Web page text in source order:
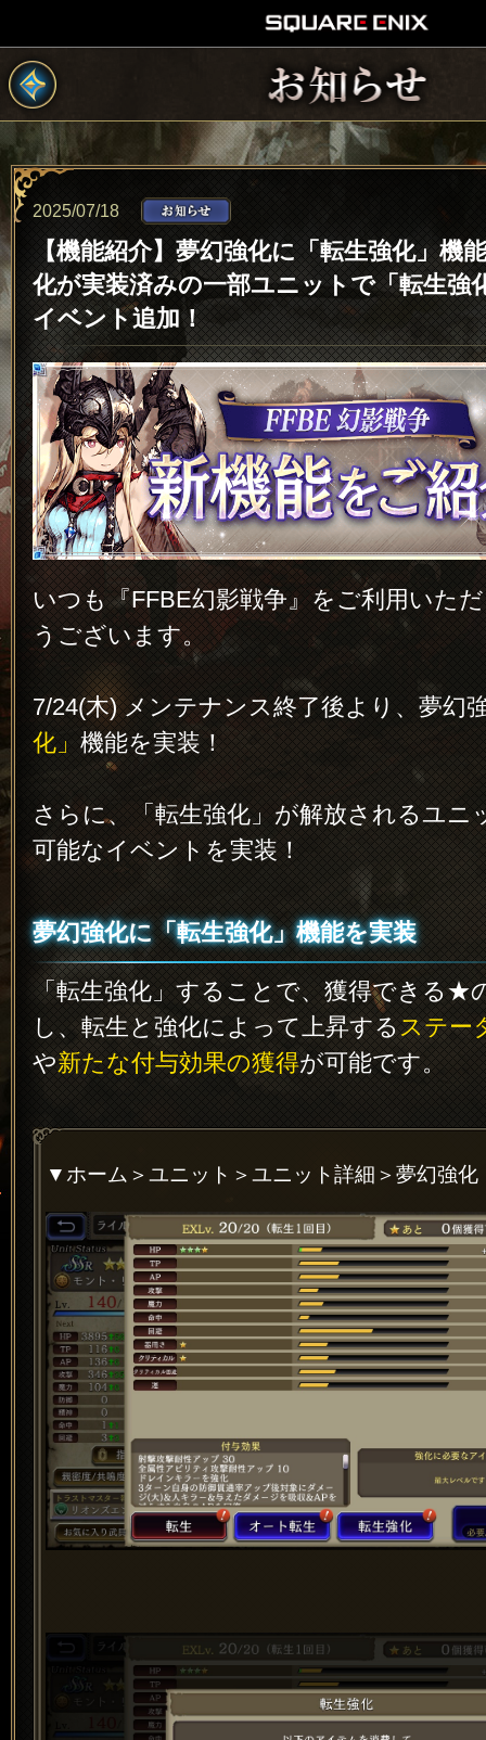
2025/07/18
【機能紹介】夢幻強化に「転生強化」機
化が実装済みの一部ユニットで「転生強
イベント追加！
いつも『FFBE幻影戦争』をご利用いた
うございます。
7/24(木) メンテナンス終了後より、夢幻
化」 機能を実装！
さらに、「転生強化」が解放されるユニ
可能なイベントを実装！
夢幻強化に「転生強化」機能を実装
「転生強化」することで、獲得できる★
し、転生と強化によって上昇するステー
や新たな付与効果の獲得が可能です。
▼ホーム＞ユニット＞ユニット詳細＞夢幻強化